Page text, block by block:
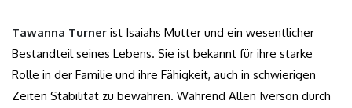
Tawanna Turner ist Isaiahs Mutter und ein wesentlicher
Bestandteil seines Lebens. Sie ist bekannt für ihre starke
Rolle in der Familie und ihre Fähigkeit, auch in schwierigen
Zeiten Stabilität zu bewahren. Während Allen Iverson durch